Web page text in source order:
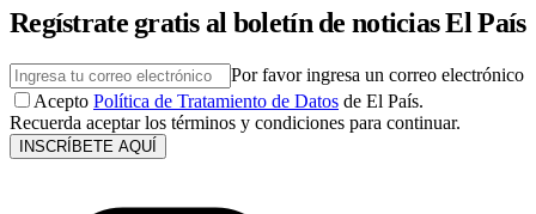
Regístrate gratis al boletín de noticias El País
Por favor ingresa un correo electrónico
Acepto Política de Tratamiento de Datos de El País.
Recuerda aceptar los términos y condiciones para continuar.
INSCRÍBETE AQUÍ